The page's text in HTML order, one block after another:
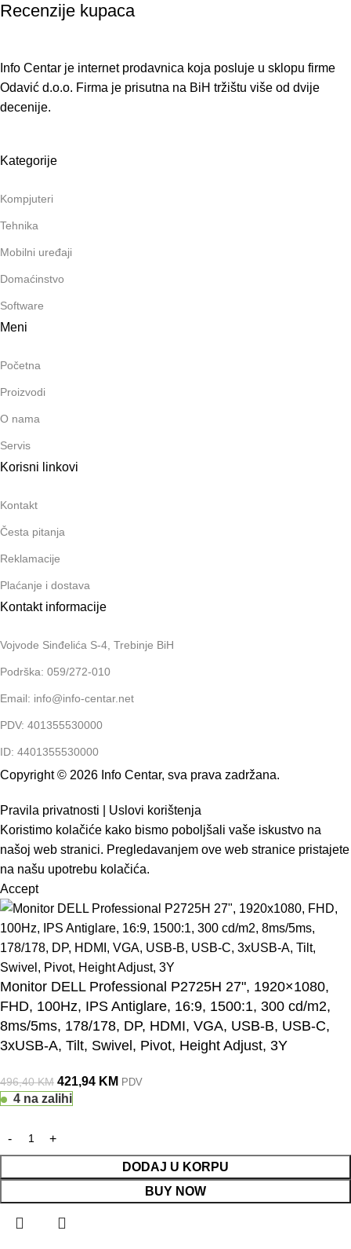
Recenzije kupaca
Info Centar je internet prodavnica koja posluje u sklopu firme
Odavić d.o.o. Firma je prisutna na BiH tržištu više od dvije
decenije.
Kategorije
Kompjuteri
Tehnika
Mobilni uređaji
Domaćinstvo
Software
Meni
Početna
Proizvodi
O nama
Servis
Korisni linkovi
Kontakt
Česta pitanja
Reklamacije
Plaćanje i dostava
Kontakt informacije
Vojvode Sinđelića S-4, Trebinje BiH
Podrška: 059/272-010
Email: info@info-centar.net
PDV: 401355530000
ID: 4401355530000
Copyright © 2026 Info Centar, sva prava zadržana.
Pravila privatnosti
Uslovi korištenja
Koristimo kolačiće kako bismo poboljšali vaše iskustvo na
našoj web stranici. Pregledavanjem ove web stranice pristajete
na našu upotrebu kolačića.
Accept
Monitor DELL Professional P2725H 27", 1920×1080,
FHD, 100Hz, IPS Antiglare, 16:9, 1500:1, 300 cd/m2,
8ms/5ms, 178/178, DP, HDMI, VGA, USB-B, USB-C,
3xUSB-A, Tilt, Swivel, Pivot, Height Adjust, 3Y
496,40KM 421,94 KM PDV
4 na zalihi
DODAJ U KORPU
BUY NOW